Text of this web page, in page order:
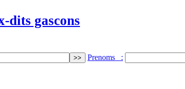
dits gascons
Prenoms :